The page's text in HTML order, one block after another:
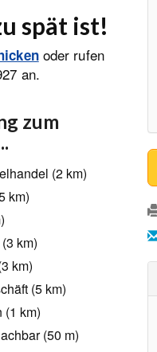
spät ist!
oder rufen
an.
zum
(2 km)
km)
km)
km)
(5 km)
(1 km)
(50 m)